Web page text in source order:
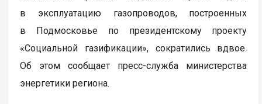
в эксплуатацию газопроводов, построенных
в Подмосковье по президентскому проекту
«Социальной газификации», сократились вдвое.
Об этом сообщает пресс-служба министерства
энергетики региона.